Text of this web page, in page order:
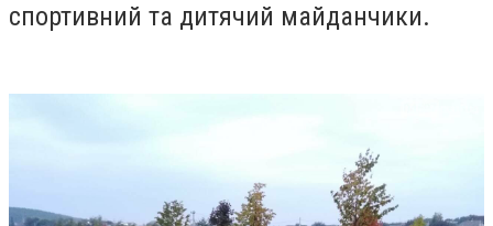
спортивний та дитячий майданчики.